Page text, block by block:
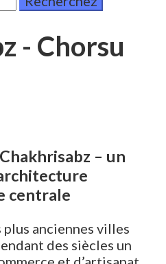
- Chorsu
– un
centrale
plus anciennes villes
des siècles un